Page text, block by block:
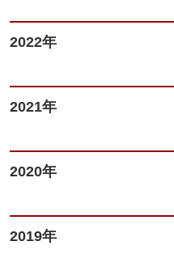
2022年
2021年
2020年
2019年